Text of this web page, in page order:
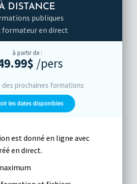
DISTANCE
publiques
formateur en direct
à partir de :
/pers
des prochaines formations
les dates disponibles
est donné en ligne avec
en direct.